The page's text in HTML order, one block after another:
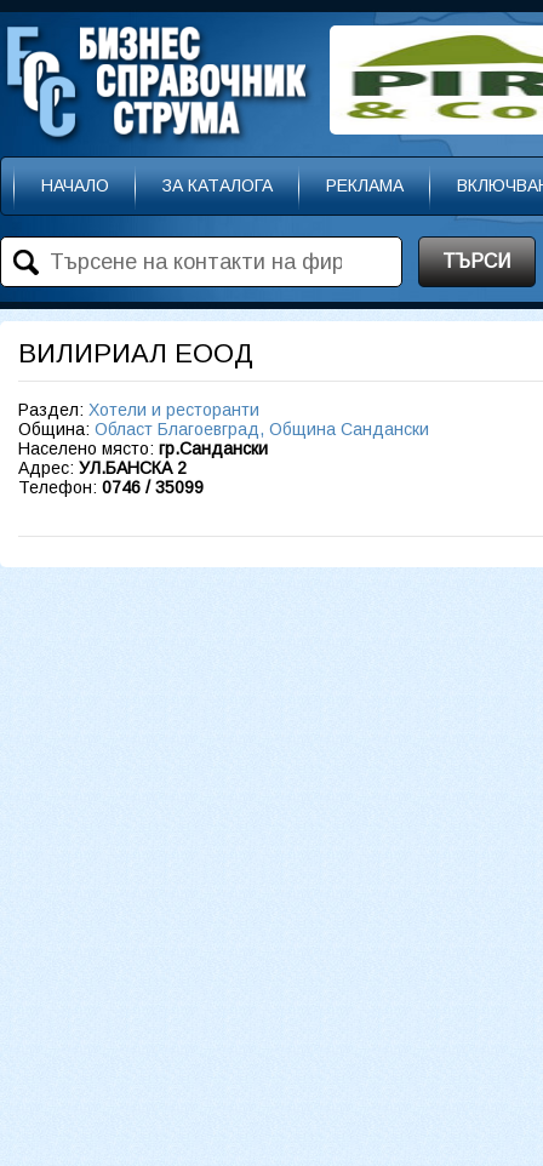
НАЧАЛО ЗА КАТАЛОГА РЕКЛАМА
ТЪРСИ
ВИЛИРИАЛ ЕООД
Раздел: Хотели и ресторанти
Община: Област Благоевград, Община Сандански
Населено място: гр.Сандански
Адрес: УЛ.БАНСКА 2
Телефон: 0746 / 35099